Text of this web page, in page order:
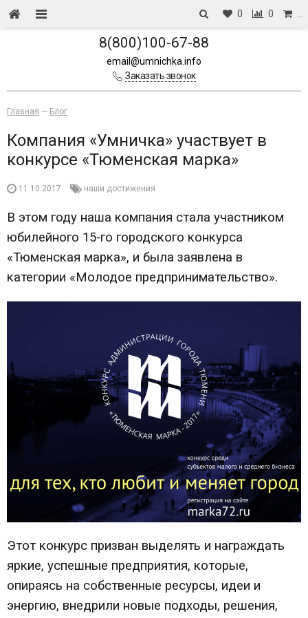
0 0
8(800)100-67-88
email@umnichka.info
Заказать звонок
Главная — Блог
Компания «Умничка» участвует в
конкурсе «Тюменская марка»
11.10.2017 наши достижения
В этом году наша компания стала участником
юбилейного 15-го городского конкурса
«Тюменская марка», и была заявлена в
категории «Молодое предпринимательство».
Этот конкурс призван выделять и награждать
яркие, успешные предприятия, которые,
опираясь на собственные ресурсы, идеи и
энергию, внедрили новые подходы, решения,